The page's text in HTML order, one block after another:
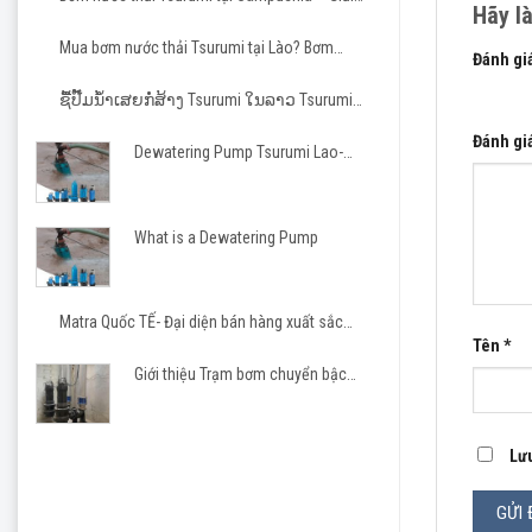
nghiệp
Mua bơm nước thải Tsurumi tại Lào? Bơm
ຊື້ປັ໊ມນ້ຳເສຍກໍ່ສ້າງ Tsurumi ໃນລາວ Tsurumi
Dewatering Pump Tsurumi Lao-
What is a Dewatering Pump
Matra Quốc TẾ- Đại diện bán hàng xuất sắc
Giới thiệu Trạm bơm chuyển bậc
Máy
cho
– Bơm
– Bơm
– Thân
– Được
–
Hãy
Đánh
Đánh
Tên *